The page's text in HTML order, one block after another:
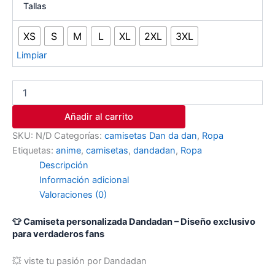
Tallas
XS S M L XL 2XL 3XL
Limpiar
Añadir al carrito
SKU: N/D Categorías: camisetas Dan da dan, Ropa
Etiquetas: anime, camisetas, dandadan, Ropa
Descripción
Información adicional
Valoraciones (0)
👕 Camiseta personalizada Dandadan – Diseño exclusivo
para verdaderos fans
💥 viste tu pasión por Dandadan